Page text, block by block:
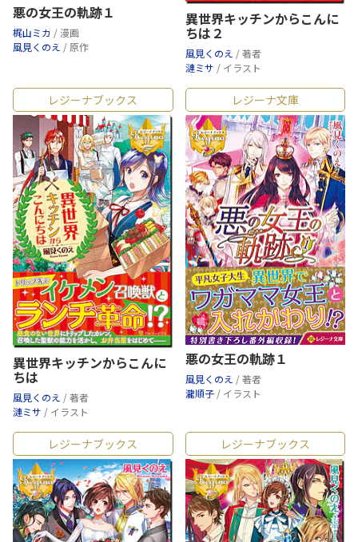
悪の女王の軌跡１
梶山ミカ / 漫画
風見くのえ / 原作
異世界キッチンからこんに
ちは２
風見くのえ / 著者
漣ミサ / イラスト
レジーナブックス
異世界キッチンからこんに
ちは
風見くのえ / 著者
漣ミサ / イラスト
レジーナ文庫
悪の女王の軌跡１
風見くのえ / 著者
瀧順子 / イラスト
レジーナブックス レジーナブックス